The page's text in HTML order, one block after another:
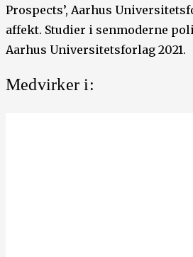
Prospects’, Aarhus
affekt. Studier i senmoderne
Aarhus Universitetsforlag 2021.
Medvirker i: